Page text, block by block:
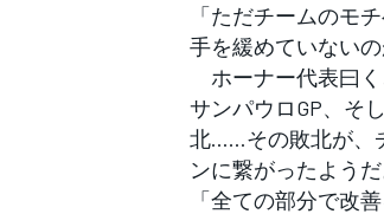
「ただチームのモ
手を緩めていない
ホーナー代表曰く
サンパウロGP、そ
北……その敗北が、
ンに繋がったようだ
「全ての部分で改